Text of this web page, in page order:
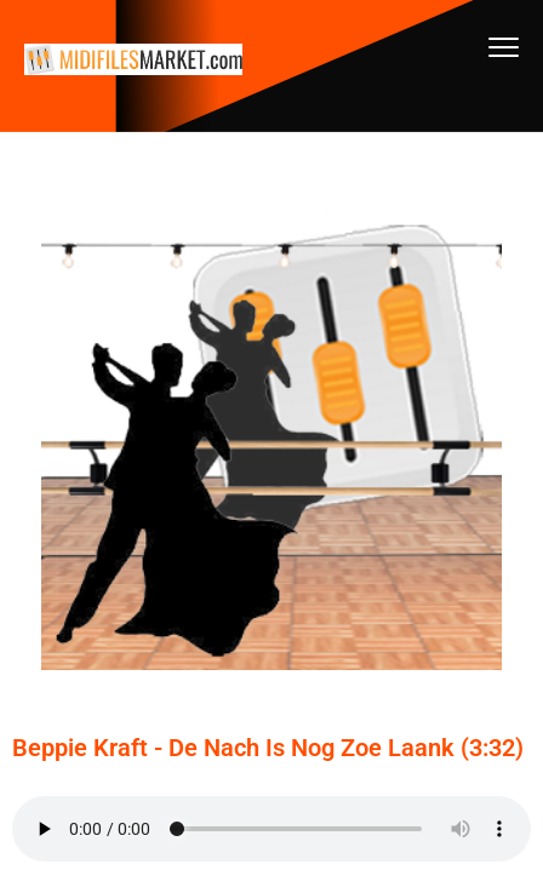
Beppie Kraft - De Nach Is Nog Zoe Laank (3:32)